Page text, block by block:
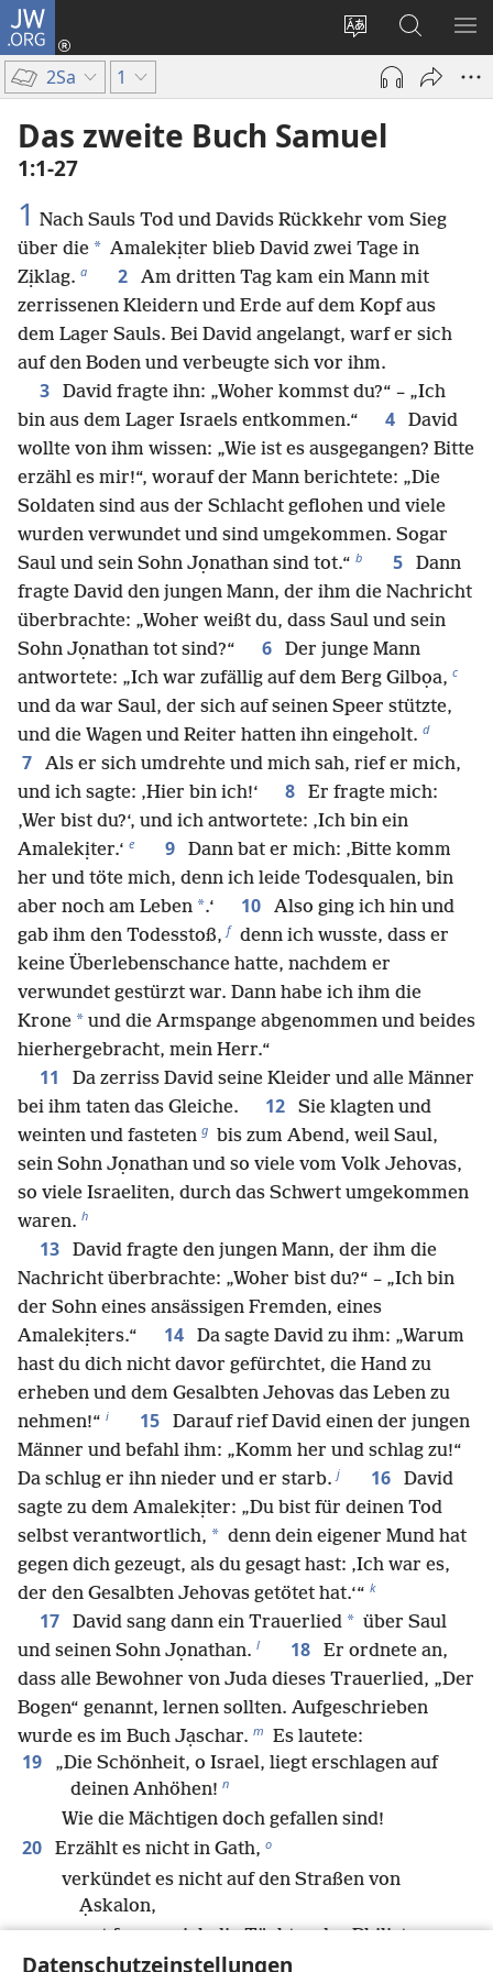
Datenschutzeinstellungen
JW.ORG
Websitesprache
ändern
Anmelden
(öffnet
Fenster)
Suche
2Sa 1
Das zweite Buch Samuel
1:1-27
1 Nach Sauls Tod und Davids Rückkehr vom Sieg
über die * Amalekịter blieb David zwei Tage in
Zịklag. a 2
Am dritten Tag kam ein Mann mit
zerrissenen Kleidern und Erde auf dem Kopf aus
dem Lager Sauls. Bei David angelangt, warf er sich
auf den Boden und verbeugte sich vor ihm.
3
David fragte ihn: „Woher kommst du?“ – „Ich
bin aus dem Lager Israels entkommen.“
4
David
wollte von ihm wissen: „Wie ist es ausgegangen? Bitte
erzähl es mir!“, worauf der Mann berichtete: „Die
Soldaten sind aus der Schlacht geflohen und viele
wurden verwundet und sind umgekommen. Sogar
Saul und sein Sohn Jọnathan sind tot.“ b 5
Dann
fragte David den jungen Mann, der ihm die Nachricht
überbrachte: „Woher weißt du, dass Saul und sein
Sohn Jọnathan tot sind?“
6
Der junge Mann
antwortete: „Ich war zufällig auf dem Berg Gilbọa, c
und da war Saul, der sich auf seinen Speer stützte,
und die Wagen und Reiter hatten ihn eingeholt. d
7
Als er sich umdrehte und mich sah, rief er mich,
und ich sagte: ‚Hier bin ich!‘
8
Er fragte mich:
‚Wer bist du?‘, und ich antwortete: ‚Ich bin ein
Amalekịter.‘ e 9
Dann bat er mich: ‚Bitte komm
her und töte mich, denn ich leide Todesqualen, bin
aber noch am Leben *.‘ 10
Also ging ich hin und
gab ihm den Todesstoß, f denn ich wusste, dass er
keine Überlebenschance hatte, nachdem er
verwundet gestürzt war. Dann habe ich ihm die
Krone * und die Armspange abgenommen und beides
hierhergebracht, mein Herr.“
11
Da zerriss David seine Kleider und alle Männer
bei ihm taten das Gleiche.
12
Sie klagten und
weinten und fasteten g bis zum Abend, weil Saul,
sein Sohn Jọnathan und so viele vom Volk Jehovas,
so viele Israeliten, durch das Schwert umgekommen
waren. h
13
David fragte den jungen Mann, der ihm die
Nachricht überbrachte: „Woher bist du?“ – „Ich bin
der Sohn eines ansässigen Fremden, eines
Amalekịters.“
14
Da sagte David zu ihm: „Warum
hast du dich nicht davor gefürchtet, die Hand zu
erheben und dem Gesalbten Jehovas das Leben zu
nehmen!“ i 15
Darauf rief David einen der jungen
Männer und befahl ihm: „Komm her und schlag zu!“
Da schlug er ihn nieder und er starb. j 16
David
sagte zu dem Amalekịter: „Du bist für deinen Tod
selbst verantwortlich, * denn dein eigener Mund hat
gegen dich gezeugt, als du gesagt hast: ‚Ich war es,
der den Gesalbten Jehovas getötet hat.‘“ k
17 David sang dann ein Trauerlied * über Saul
und seinen Sohn Jọnathan. l 18
Er ordnete an,
dass alle Bewohner von Juda dieses Trauerlied, „Der
Bogen“ genannt, lernen sollten. Aufgeschrieben
wurde es im Buch Jạschar. m Es lautete:
19
„Die Schönheit, o Israel, liegt erschlagen auf
deinen Anhöhen! n
Wie die Mächtigen doch gefallen sind!
20 Erzählt es nicht in Gath, o
verkündet es nicht auf den Straßen von
Ạskalon,
sonst freuen sich die Töchter der Philịster,
sonst jubeln die Töchter der